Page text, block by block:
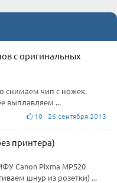
с оригинальных
снимаем чип с ножек.
выплавляем ...
10 26 сентября 2013
принтера)
Canon Pixma MP520
шнур из розетки) ...